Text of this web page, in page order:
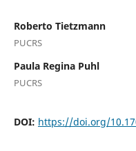
Roberto Tietzmann
PUCRS
Paula Regina Puhl
PUCRS
DOI: https://doi.org/